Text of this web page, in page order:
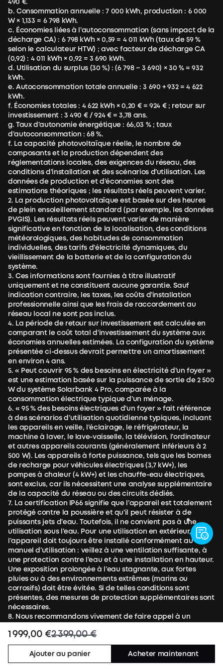
1 999,00 €2 399,00 €
Ajouter au panier Acheter maintenant
Solarbank 4 E5000 Pro : Fournit une sortie AC de 800 W ou 2
500 W. Il comprend un port de secours capable de fournir
jusqu'à 2 500 W en cas de panne de courant.
Max AC : Possède une sortie AC par défaut de 800 W,
configurable jusqu'à 3 500 W via l'application, et jusqu'à 5
000 W lorsqu'il est connecté à un commutateur de
transfert automatique (ATS). Son port de secours fournit
4. Dimensions et poids
Solarbank 4 E5000 Pro : L'option la plus compacte et la plus
légère, mesurant 460 × 305 × 355 mm et pesant 50 kg.
Max AC : Une unité plus grande, mesurant 670 × 356 × 325
5. Durée de vie de la batterie et indice de protection (IP)
Les deux produits partagent les mêmes normes de fiabilité
ans sur la batterie, d'une durée de vie de 10 000 cycles de
charge et de décharge, et d'un indice de protection IP66,
offrant une protection totale contre l'infiltration de
poussière et les jets d'eau à haute pression.
secours pour l'ensemble de la maison.
Une fois l'alimentation du réseau rétablie, le système
repasse automatiquement à son mode de fonctionnement
antérieur à la panne, sans nécessiter aucune intervention
manuelle.
490 €.
b. Consommation annuelle : 7 000 kWh, production : 6 000
W × 1,133 = 6 798 kWh.
c. Économies liées à l’autoconsommation (sans impact de la
décharge CA) : 6 798 kWh × 0,59 = 4 011 kWh (taux de 59 %
selon le calculateur HTW) ; avec facteur de décharge CA
(0,92) : 4 011 kWh × 0,92 = 3 690 kWh.
d. Utilisation du surplus (30 %) : (6 798 − 3 690) × 30 % = 932
kWh.
e. Autoconsommation totale annuelle : 3 690 + 932 = 4 622
kWh.
f. Économies totales : 4 622 kWh × 0,20 € = 924 € ; retour sur
investissement : 3 490 € / 924 € = 3,78 ans.
g. Taux d’autonomie énergétique : 66,03 % ; taux
d’autoconsommation : 68 %.
f. La capacité photovoltaïque réelle, le nombre de
composants et la production dépendent des
réglementations locales, des exigences du réseau, des
conditions d’installation et des scénarios d’utilisation. Les
données de production et d’économies sont des
estimations théoriques ; les résultats réels peuvent varier.
2. La production photovoltaïque est basée sur des heures
de plein ensoleillement standard (par exemple, les données
PVGIS). Les résultats réels peuvent varier de manière
significative en fonction de la localisation, des conditions
météorologiques, des habitudes de consommation
individuelles, des tarifs d’électricité dynamiques, du
vieillissement de la batterie et de la configuration du
système.
3. Ces informations sont fournies à titre illustratif
uniquement et ne constituent aucune garantie. Sauf
indication contraire, les taxes, les coûts d’installation
professionnelle ainsi que les frais de raccordement au
réseau local ne sont pas inclus.
4. La période de retour sur investissement est calculée en
comparant le coût total d’investissement du système aux
économies annuelles estimées. La configuration du système
présentée ci-dessus devrait permettre un amortissement
en environ 4 ans.
5. « Peut couvrir 95 % des besoins en électricité d’un foyer »
est une estimation basée sur la puissance de sortie de 2 500
W du système Solarbank 4 Pro, comparée à la
consommation électrique typique d’un ménage.
6. « 95 % des besoins électriques d’un foyer » fait référence
à des scénarios d’utilisation quotidienne typiques, incluant
les appareils en veille, l’éclairage, le réfrigérateur, la
machine à laver, le lave-vaisselle, la télévision, l’ordinateur
et autres appareils courants (généralement inférieurs à 2
500 W). Les appareils à forte puissance, tels que les bornes
de recharge pour véhicules électriques (3,7 kW+), les
pompes à chaleur (4 kW+) et les chauffe-eau électriques,
sont exclus, car ils nécessitent une analyse supplémentaire
de la capacité du réseau ou des circuits dédiés.
7. La certification IP66 signifie que l’appareil est totalement
protégé contre la poussière et qu’il peut résister à de
puissants jets d’eau. Toutefois, il ne convient pas à une
utilisation sous l’eau. Pour une utilisation en extérieur,
l’appareil doit toujours être installé conformément au
manuel d’utilisation : veillez à une ventilation suffisante, à
une protection contre l’eau et à une installation en hauteur.
Une exposition prolongée à l’eau stagnante, aux fortes
pluies ou à des environnements extrêmes (marins ou
corrosifs) doit être évitée. Si de telles conditions sont
présentes, des mesures de protection supplémentaires sont
nécessaires.
8. Nous recommandons vivement de faire appel à un
évaluer l’état de l’équipement afin de garantir une
conformité totale aux normes. Anker n'est pas responsable
des problèmes causés par un câblage vieillissant, des
circuits partagés, ou un mauvais contact avec la prise.